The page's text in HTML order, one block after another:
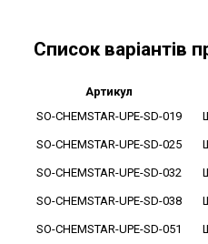
Список варіантів
Артикул
SO-CHEMSTAR-UPE-SD-019
SO-CHEMSTAR-UPE-SD-025
SO-CHEMSTAR-UPE-SD-032
SO-CHEMSTAR-UPE-SD-038
SO-CHEMSTAR-UPE-SD-051